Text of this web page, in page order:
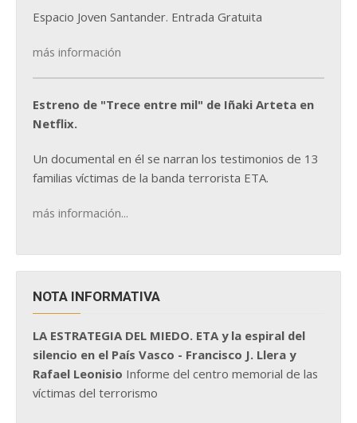
Espacio Joven Santander. Entrada Gratuita
más información
Estreno de "Trece entre mil" de Iñaki Arteta en
Netflix.
Un documental en él se narran los testimonios de 13
familias víctimas de la banda terrorista ETA.
más información...
NOTA INFORMATIVA
LA ESTRATEGIA DEL MIEDO. ETA y la espiral del
silencio en el País Vasco - Francisco J. Llera y
Rafael Leonisio Informe del centro memorial de las
víctimas del terrorismo